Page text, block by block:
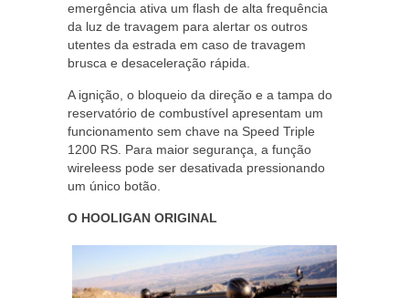
emergência ativa um flash de alta frequência
da luz de travagem para alertar os outros
utentes da estrada em caso de travagem
brusca e desaceleração rápida.
A ignição, o bloqueio da direção e a tampa do
reservatório de combustível apresentam um
funcionamento sem chave na Speed Triple
1200 RS. Para maior segurança, a função
wireleess pode ser desativada pressionando
um único botão.
O HOOLIGAN ORIGINAL